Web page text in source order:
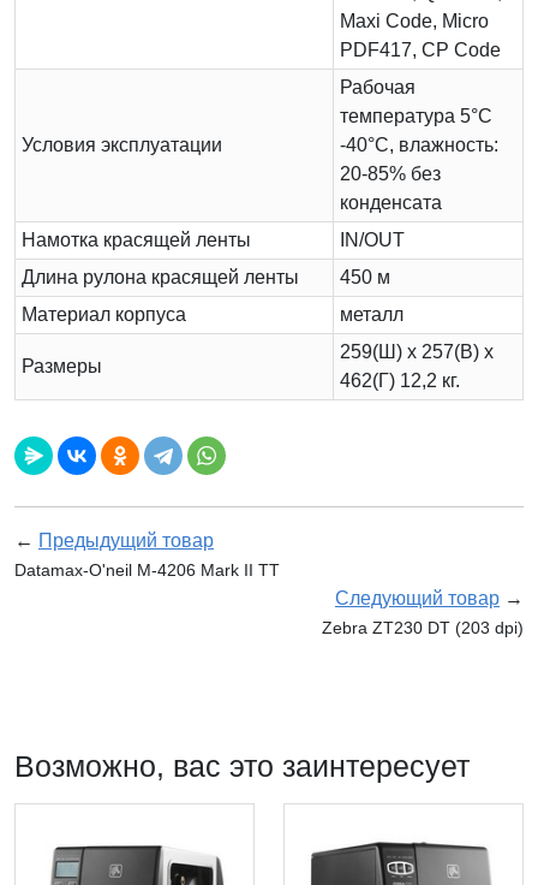
Maxi Code, Micro
PDF417, CP Code
Условия эксплуатации
Рабочая
температура 5°С
-40°С, влажность:
20-85% без
конденсата
Намотка красящей ленты
IN/OUT
Длина рулона красящей ленты
450 м
Материал корпуса
металл
Размеры
259(Ш) х 257(В) х
462(Г) 12,2 кг.
← Предыдущий товар
Datamax-O'neil M-4206 Mark II TT
Следующий товар →
Zebra ZT230 DT (203 dpi)
Возможно, вас это заинтересует